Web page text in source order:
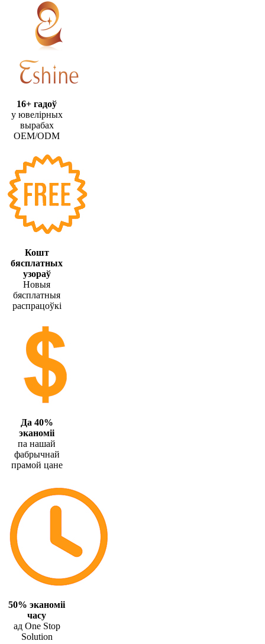
16+ гадоў
у ювелірных
вырабах
OEM/ODM
Кошт
бясплатных
узораў
Новыя
бясплатныя
распрацоўкі
Да 40%
эканоміі
па нашай
фабрычнай
прамой цане
50% эканоміі
часу
ад One Stop
Solution